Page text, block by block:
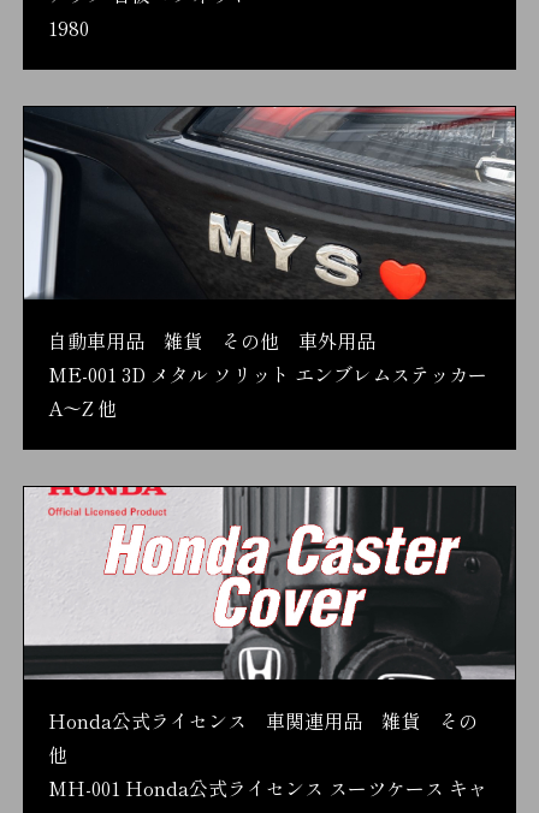
1980
自動車用品 雑貨 その他 車外用品
ME-001 3D メタル ソリット エンブレムステッカー
A～Z 他
Honda公式ライセンス 車関連用品 雑貨 その
他
MH-001 Honda公式ライセンス スーツケース キャ